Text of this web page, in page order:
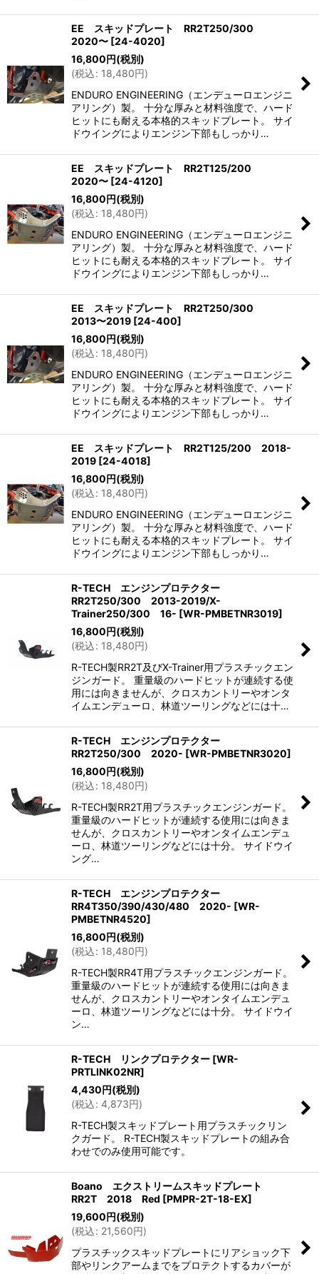
EE スキッドプレート RR2T250/300
2020〜 [24-4020]
16,800円(税別)
(税込: 18,480円)
ENDURO ENGINEERING（エンデューロエンジニ
アリング）製。 十分な厚みと材料強度で、ハード
ヒットにも耐える本格的スキッドプレート。 サイ
ドウイングによりエンジン下部もしっかり…
EE スキッドプレート RR2T125/200
2020〜 [24-4120]
16,800円(税別)
(税込: 18,480円)
ENDURO ENGINEERING（エンデューロエンジニ
アリング）製。 十分な厚みと材料強度で、ハード
ヒットにも耐える本格的スキッドプレート。 サイ
ドウイングによりエンジン下部もしっかり…
EE スキッドプレート RR2T250/300
2013〜2019 [24-400]
16,800円(税別)
(税込: 18,480円)
ENDURO ENGINEERING（エンデューロエンジニ
アリング）製。 十分な厚みと材料強度で、ハード
ヒットにも耐える本格的スキッドプレート。 サイ
ドウイングによりエンジン下部もしっかり…
EE スキッドプレート RR2T125/200 2018-
2019 [24-4018]
16,800円(税別)
(税込: 18,480円)
ENDURO ENGINEERING（エンデューロエンジニ
アリング）製。 十分な厚みと材料強度で、ハード
ヒットにも耐える本格的スキッドプレート。 サイ
ドウイングによりエンジン下部もしっかり…
R-TECH エンジンプロテクター
RR2T250/300 2013-2019/X-
Trainer250/300 16- [WR-PMBETNR3019]
16,800円(税別)
(税込: 18,480円)
R-TECH製RR2T及びX-Trainer用プラスチックエン
ジンガード。 重量級のハードヒットが連続する使
用には向きませんが、クロスカントリーやオンタ
イムエンデューロ、林道ツーリングなどには十…
R-TECH エンジンプロテクター
RR2T250/300 2020- [WR-PMBETNR3020]
16,800円(税別)
(税込: 18,480円)
R-TECH製RR2T用プラスチックエンジンガード。
重量級のハードヒットが連続する使用には向きま
せんが、クロスカントリーやオンタイムエンデュ
ーロ、林道ツーリングなどには十分。 サイドウイ
ング…
R-TECH エンジンプロテクター
RR4T350/390/430/480 2020- [WR-
PMBETNR4520]
16,800円(税別)
(税込: 18,480円)
R-TECH製RR4T用プラスチックエンジンガード。
重量級のハードヒットが連続する使用には向きま
せんが、クロスカントリーやオンタイムエンデュ
ーロ、林道ツーリングなどには十分。 サイドウイ
ン…
R-TECH リンクプロテクター [WR-
PRTLINK02NR]
4,430円(税別)
(税込: 4,873円)
R-TECH製スキッドプレート用プラスチックリン
クガード。 R-TECH製スキッドプレートの組み合
わせでのみ使用可能です。
Boano エクストリームスキッドプレート
RR2T 2018 Red [PMPR-2T-18-EX]
19,600円(税別)
(税込: 21,560円)
プラスチックスキッドプレートにリアショック下
部やリンクアームまでをプロテクトするカバーが